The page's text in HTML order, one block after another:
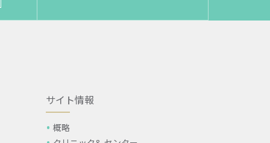
サイト情報
概略